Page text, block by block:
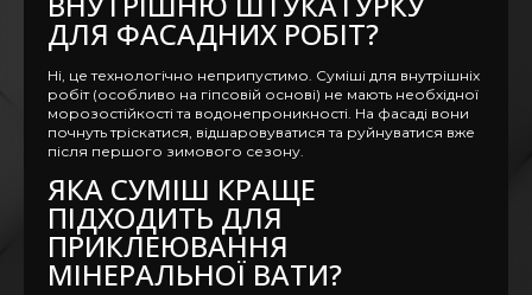
ДЛЯ ФАСАДНИХ РОБІТ?
Ні, це технологічно неприпустимо. Суміші для внутрішніх
робіт (особливо на гіпсовій основі) не мають необхідної
морозостійкості та водонепроникності. На фасаді вони
почнуть тріскатися, відшаровуватися та руйнуватися вже
після першого зимового сезону.
ЯКА СУМІШ КРАЩЕ
ПІДХОДИТЬ ДЛЯ
ПРИКЛЕЮВАННЯ
МІНЕРАЛЬНОЇ ВАТИ?